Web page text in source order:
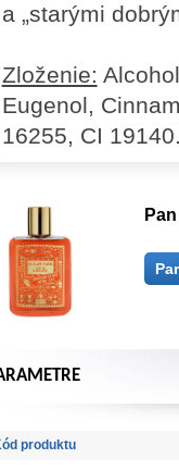
a „starými
Zloženie:
Eugenol,
16255, CI
produktu